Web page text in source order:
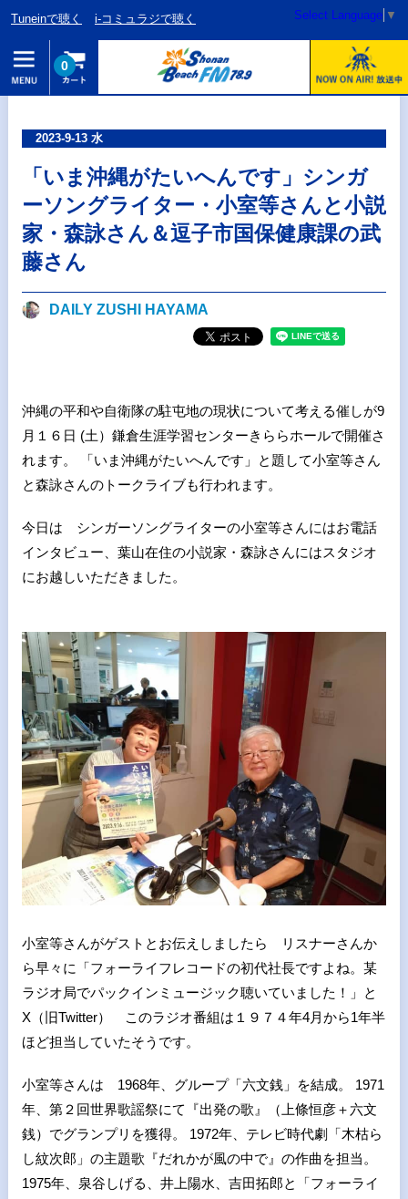
Tuneinで聴く i-コミュラジで聴く Select Language ▼
0
2023-9-13 水
「いま沖縄がたいへんです」シンガ
ーソングライター・小室等さんと小説
家・森詠さん＆逗子市国保健康課の武
藤さん
DAILY ZUSHI HAYAMA
沖縄の平和や自衛隊の駐屯地の現状について考える催しが9
月１６日 (土）鎌倉生涯学習センターきららホールで開催さ
れます。 「いま沖縄がたいへんです」と題して小室等さん
と森詠さんのトークライブも行われます。
今日は シンガーソングライターの小室等さんにはお電話
インタビュー、葉山在住の小説家・森詠さんにはスタジオ
にお越しいただきました。
小室等さんがゲストとお伝えしましたら リスナーさんか
ら早々に「フォーライフレコードの初代社長ですよね。某
ラジオ局でパックインミュージック聴いていました！」と
X（旧Twitter） このラジオ番組は１９７４年4月から1年半
ほど担当していたそうです。
小室等さんは 1968年、グループ「六文銭」を結成。 1971
年、第２回世界歌謡祭にて『出発の歌』（上條恒彦＋六文
銭）でグランプリを獲得。 1972年、テレビ時代劇「木枯ら
し紋次郎」の主題歌『だれかが風の中で』の作曲を担当。
1975年、泉谷しげる、井上陽水、吉田拓郎と「フォーライ